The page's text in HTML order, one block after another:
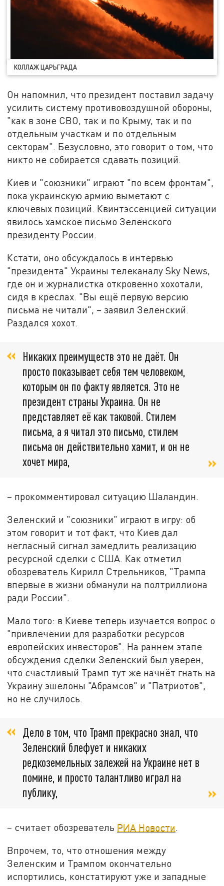
КОЛЛАЖ ЦАРЬГРАДА
Он напомнил, что президент поставил задачу
усилить систему противовоздушной обороны,
"как в зоне СВО, так и по Крыму, так и по
отдельным участкам и по отдельным
секторам". Безусловно, это говорит о том, что
никто не собирается сдавать позиций.
Киев и "союзники" играют "по всем фронтам",
пока украинскую армию выметают с
ключевых позиций. Квинтэссенцией ситуации
явилось хамское письмо Зеленского
президенту России.
Кстати, оно обсуждалось в интервью
"президента" Украины телеканалу Sky News,
где он и журналистка откровенно хохотали,
сидя в креслах. "Вы ещё первую версию
письма не читали", – заявил Зеленский.
Раздался хохот.
Никаких преимуществ это не даёт. Он
просто показывает себя тем человеком,
которым он по факту является. Это не
президент страны Украина. Он не
представляет её как таковой. Стилем
письма, а я читал это письмо, стилем
письма он действительно хамит, и он не
хочет мира,
– прокомментировал ситуацию Шаландин.
Зеленский и "союзники" играют в игру: об
этом говорит и тот факт, что Киев дал
негласный сигнал замедлить реализацию
ресурсной сделки с США. Как отметил
обозреватель Кирилл Стрельников, "Трампа
впервые в жизни обманули на полтриллиона
ради России".
Мало того: в Киеве теперь изучается вопрос о
"привлечении для разработки ресурсов
европейских инвесторов". На раннем этапе
обсуждения сделки Зеленский был уверен,
что счастливый Трамп тут же начнёт гнать на
Украину эшелоны "Абрамсов" и "Патриотов",
но не случилось.
Дело в том, что Трамп прекрасно знал, что
Зеленский блефует и никаких
редкоземельных залежей на Украине нет в
помине, и просто талантливо играл на
публику,
– считает обозреватель РИА Новости.
Впрочем, то, что отношения между
Зеленским и Трампом окончательно
испортились, констатируют уже и западные